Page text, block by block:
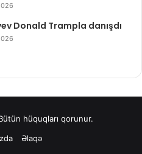
Donald Trampla danışdı
hüquqları qorunur.
Əlaqə